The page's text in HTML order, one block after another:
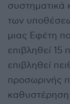
των
μιας Εφέτη
επιβληθεί 15
επιβληθεί
προσωρινής
καθυστέρηση